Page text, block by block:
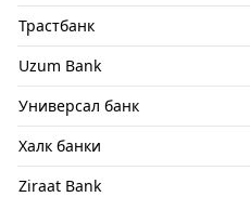
Трастбанк
Uzum Bank
Универсал банк
Халк банки
Ziraat Bank